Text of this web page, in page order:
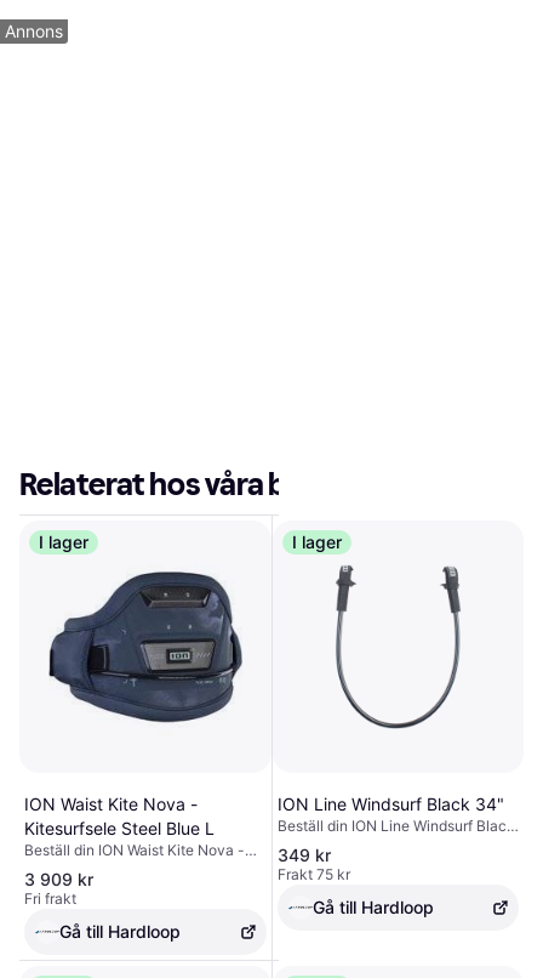
Annons
Relaterat hos våra butiker
I lager
ION Waist Kite Nova -
Kitesurfsele Steel Blue L
Beställ din ION Waist Kite Nova -
Kitesurfsele Steel Blue L -
utrustning på Hardloop ✓ Fri frakt &
returer ✓ Expertråd
3 909 kr
Fri frakt
Gå till Hardloop
I lager
ION Line Windsurf Black 34"
Beställ din ION Line Windsurf Black
34" -utrustning på Hardloop ✓ Fri
frakt & returer ✓ Expertråd
349 kr
Frakt 75 kr
Gå till Hardloop